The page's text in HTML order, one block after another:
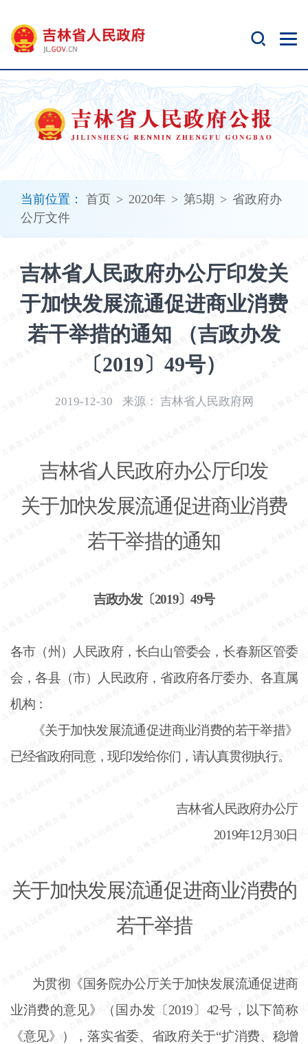
当前位置： 首页 > 2020年 > 第5期 > 省政府办
公厅文件
吉林省人民政府办公厅印发关
于加快发展流通促进商业消费
若干举措的通知 （吉政办发
〔2019〕49号）
2019-12-30 来源： 吉林省人民政府网
吉林省人民政府办公厅印发
关于加快发展流通促进商业消费
若干举措的通知
吉政办发〔2019〕49号
各市（州）人民政府，长白山管委会，长春新区管委
会，各县（市）人民政府，省政府各厅委办、各直属
机构：
《关于加快发展流通促进商业消费的若干举措》
已经省政府同意，现印发给你们，请认真贯彻执行。
吉林省人民政府办公厅
2019年12月30日
关于加快发展流通促进商业消费的
若干举措
为贯彻《国务院办公厅关于加快发展流通促进商
业消费的意见》（国办发〔2019〕42号，以下简称
《意见》），落实省委、省政府关于“扩消费、稳增
开
无
障
碍
说
明
加